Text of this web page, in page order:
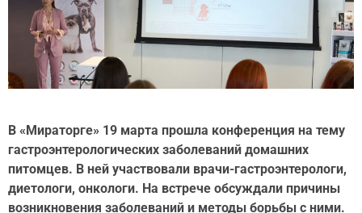
В «Мираторге» 19 марта прошла конференция на тему
гастроэнтерологических заболеваний домашних
питомцев. В ней участвовали врачи-гастроэнтерологи,
диетологи, онкологи. На встрече обсуждали причины
возникновения заболеваний и методы борьбы с ними.